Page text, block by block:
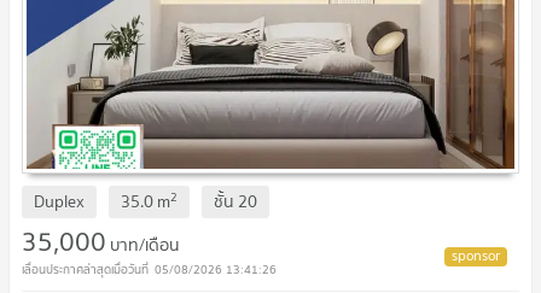
Duplex 35.0m2 ชั้น 20
35,000 บาท/เดือน
05/08/2026 13:41:26